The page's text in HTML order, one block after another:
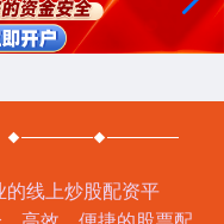
线上炒股配资平